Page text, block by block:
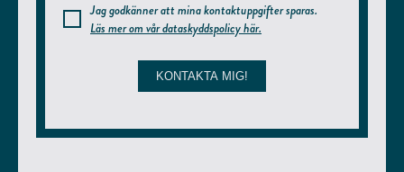
Jag godkänner att mina kontaktuppgifter sparas.
Läs mer om vår dataskyddspolicy här.